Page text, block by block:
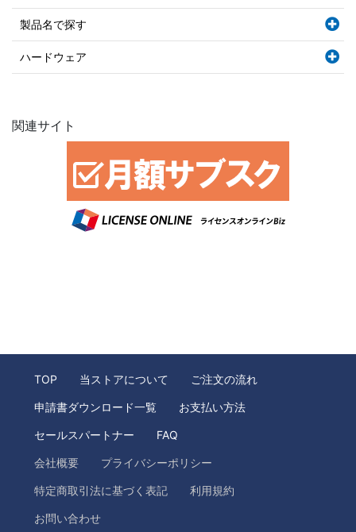
製品名で探す
ハードウェア
関連サイト
TOP 当ストアについて ご注文の流れ
申請書ダウンロード一覧 お支払い方法
セールスパートナー FAQ
会社概要 プライバシーポリシー
特定商取引法に基づく表記 利用規約
お問い合わせ